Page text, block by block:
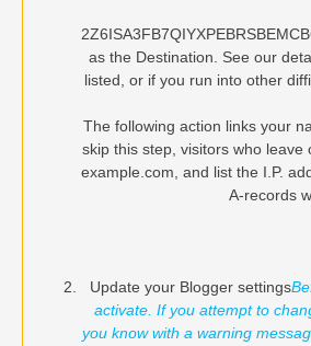
as the Destination. See our
listed, or if you run into other
The following action links your
skip this step, visitors who leave
example.com, and list the I.P.
A-records
Update your Blogger settings
activate. If you attempt to
you know with a warning